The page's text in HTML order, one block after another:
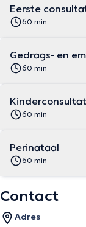
Eerste
60 min
Gedrags- en
60 min
60 min
Perinataal
60 min
Contact
Adres